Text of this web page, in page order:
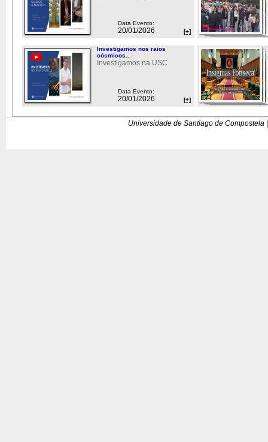
Data Evento:
20/01/2026 [+]
Investigamos nos raios
cósmicos...
Investigamos na USC
Data Evento:
20/01/2026 [+]
Universidade de Santiago de